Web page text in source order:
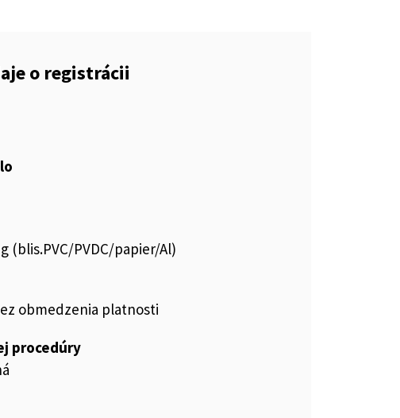
o registrácii
(blis.PVC/PVDC/papier/Al)
obmedzenia platnosti
procedúry